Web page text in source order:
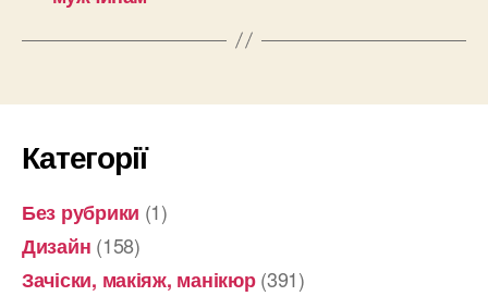
Категорії
Без рубрики (1)
Дизайн (158)
Зачіски, макіяж, манікюр(391)